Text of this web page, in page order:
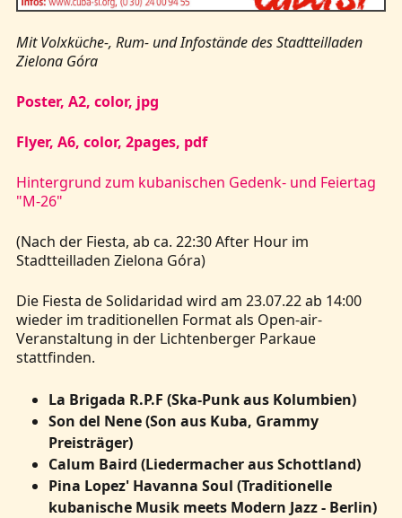
Kontakt
Mit Volxküche-, Rum- und Infostände des Stadtteilladen
Zielona Góra
Poster, A2, color, jpg
Flyer, A6, color, 2pages, pdf
Hintergrund zum kubanischen Gedenk- und Feiertag
"M-26"
(Nach der Fiesta, ab ca. 22:30 After Hour im
Stadtteilladen Zielona Góra)
Die Fiesta de Solidaridad wird am 23.07.22 ab 14:00
wieder im traditionellen Format als Open-air-
Veranstaltung in der Lichtenberger Parkaue
stattfinden.
La Brigada R.P.F (Ska-Punk aus Kolumbien)
Son del Nene (Son aus Kuba, Grammy
Preisträger)
Calum Baird (Liedermacher aus Schottland)
Pina Lopez' Havanna Soul (Traditionelle
kubanische Musik meets Modern Jazz - Berlin)